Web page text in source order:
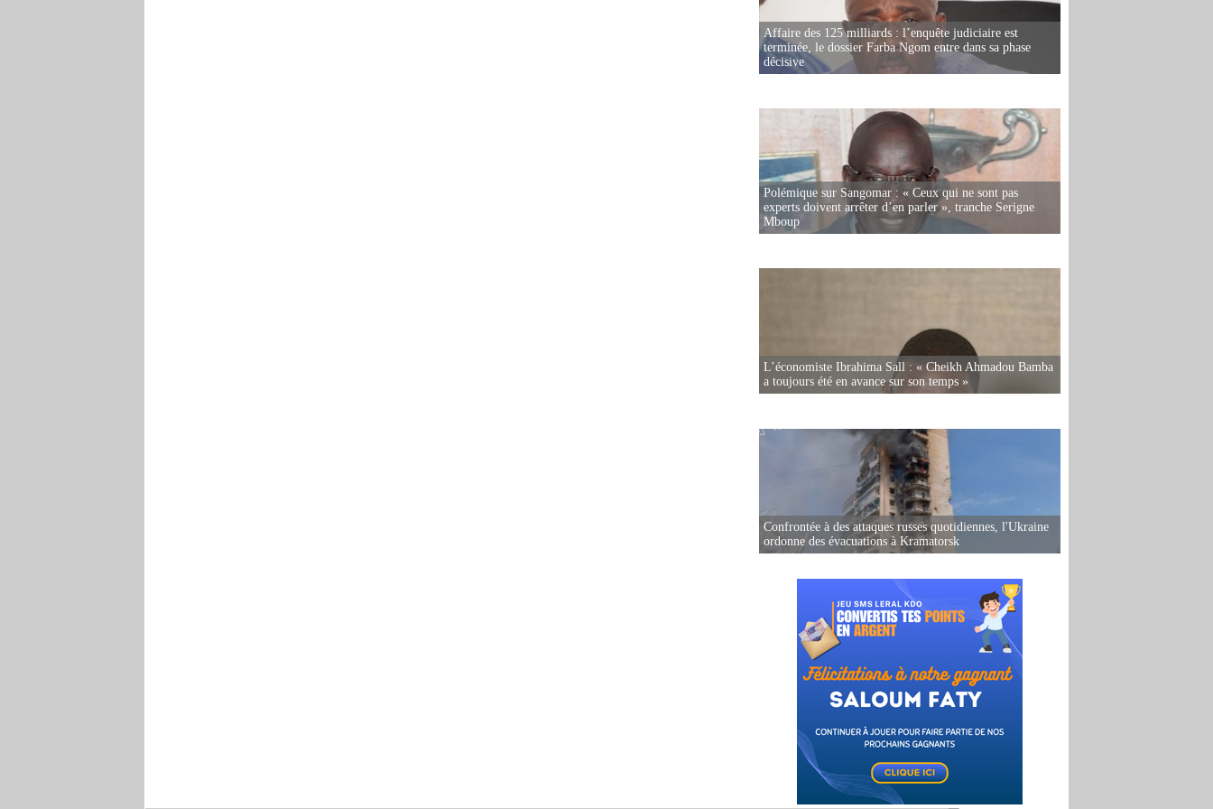
Affaire des 125 milliards : l’enquête judiciaire est
terminée, le dossier Farba Ngom entre dans sa phase
décisive
Polémique sur Sangomar : « Ceux qui ne sont pas
experts doivent arrêter d’en parler », tranche Serigne
Mboup
L’économiste Ibrahima Sall : « Cheikh Ahmadou Bamba
a toujours été en avance sur son temps »
Confrontée à des attaques russes quotidiennes, l'Ukraine
ordonne des évacuations à Kramatorsk